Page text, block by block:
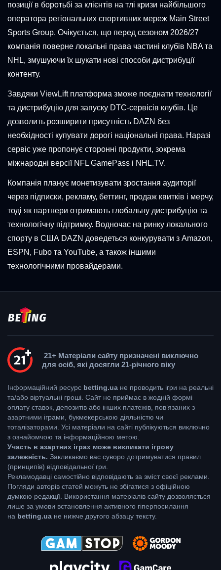
позиції в боротьбі за клієнтів на тлі кризи найбільшого
оператора регіональних спортивних мереж Main Street
Sports Group. Очікується, що перед сезоном 2026/27
компанія поверне локальні права частині клубів NBA та
NHL, змушуючи їх шукати нові способи дистрибуції
контенту.
Завдяки ViewLift платформа зможе поєднати технології
та дистрибуцію для запуску DTC-сервісів клубів. Це
дозволить розширити присутність DAZN без
необхідності купувати дорогі національні права. Наразі
сервіс уже пропонує сторонні продукти, зокрема
міжнародні версії NFL GamePass і NHL.TV.
Компанія планує монетизувати зростання аудиторії
через підписки, рекламу, беттинг, продаж квитків і мерчу,
тоді як партнери отримають глобальну дистрибуцію та
технологічну підтримку. Водночас на ринку локального
спорту в США DAZN доведеться конкурувати з Amazon,
ESPN, Fubo та YouTube, а також іншими
технологічними провайдерами.
21+ Матеріали сайту призначені виключно
для осіб, які досягли 21-річного віку
Інформаційний ресурс betting.ua не проводить ігри на реальні
та/або віртуальні гроші. Сайт не приймає в жодній формі
оплату ставок, депозитів або інших платежів, пов’язаних з
азартними іграми, букмекерською діяльністю чи
тоталізаторами. Усі матеріали на сайті публікуються виключно
з ознайомчою та інформаційною метою.
Участь в азартних іграх може викликати ігрову
залежність. Закликаємо вас суворо дотримуватися правил
(принципів) відповідальної гри.
Рекламодавці самостійно відповідають за зміст своєї реклами.
Погляди авторів статей можуть не збігатися з офіційною
думкою редакції. Використання матеріалів сайту дозволяється
лише за умови встановлення активного гіперпосилання
на betting.ua не нижче другого абзацу тексту.